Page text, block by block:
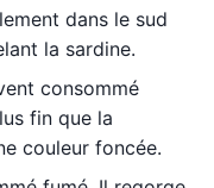
dans le sud
la sardine.
consommé
fin que la
couleur foncée.